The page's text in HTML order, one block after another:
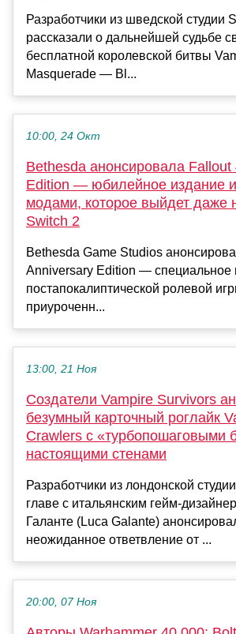
Разработчики из шведской студии
рассказали о дальнейшей судьбе
бесплатной королевской битвы
Masquerade — Bl...
10:00, 24 Окт
Bethesda анонсировала
Edition — юбилейное издание
модами, которое выйдет даже
Switch 2
Bethesda Game Studios
Anniversary Edition — специальное
постапокалиптической ролевой
приуроченн...
13:00, 21 Ноя
Создатели Vampire Survivors
безумный карточный роглайк
Crawlers с «турбопошаговыми
настоящими стенами
Разработчики из лондонской
главе с итальянским гейм-
Галанте (Luca Galante)
неожиданное ответвление от ...
20:00, 07 Ноя